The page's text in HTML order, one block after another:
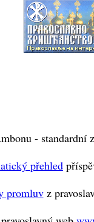
- standardní
přehled
promluvz